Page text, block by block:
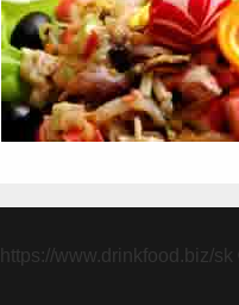
https://www.drinkfood.biz/sk